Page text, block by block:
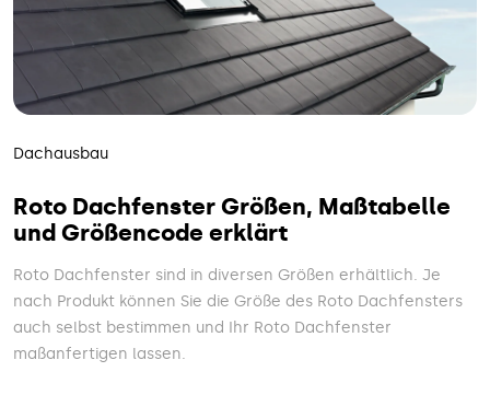
Dachausbau
Roto Dachfenster Größen, Maßtabelle
und Größencode erklärt
Roto Dachfenster sind in diversen Größen erhältlich. Je
nach Produkt können Sie die Größe des Roto Dachfensters
auch selbst bestimmen und Ihr Roto Dachfenster
maßanfertigen lassen.